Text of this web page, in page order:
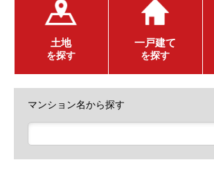
土地
を探す
一戸建て
を探す
マンション名から探す